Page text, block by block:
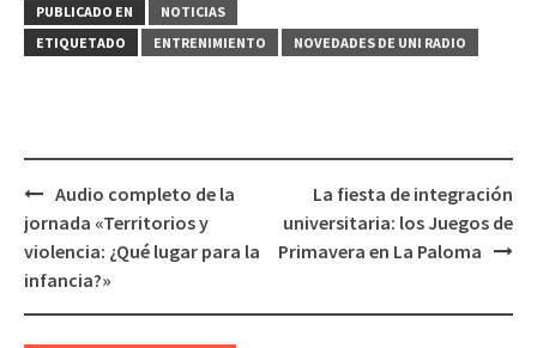
PUBLICADO EN
NOTICIAS
ETIQUETADO
ENTRENIMIENTO NOVEDADES DE UNI RADIO
Navegación
de
entradas
Audio completo de la
jornada «Territorios y
violencia: ¿Qué lugar para la
infancia?»
La fiesta de integración
universitaria: los Juegos de
Primavera en La Paloma